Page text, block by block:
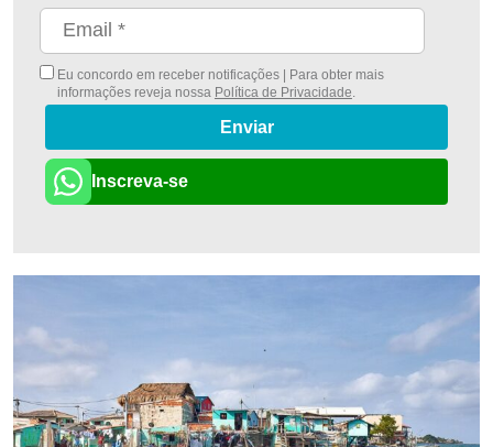
Eu concordo em receber notificações | Para obter mais
informações reveja nossa Política de Privacidade
Enviar
Inscreva-se